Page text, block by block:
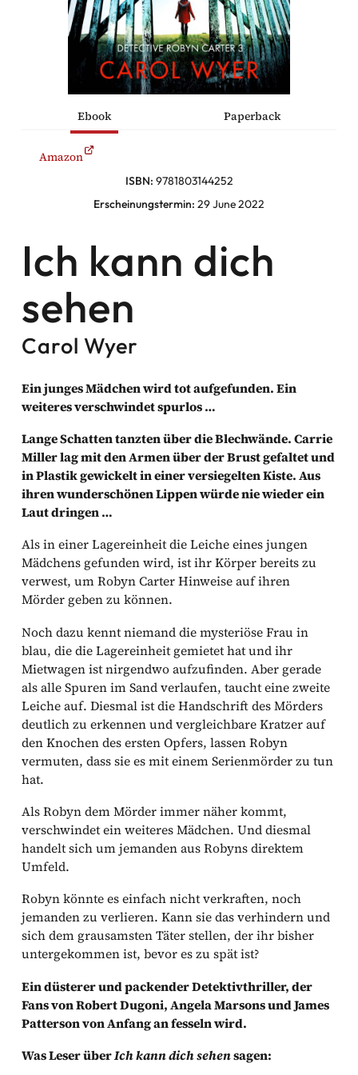
Facebook
Instagram
Twitter
Komödien
Ebook Paperback
Amazon
ISBN: 9781803144252
Erscheinungstermin: 29 June 2022
Ich kann dich
sehen
Carol Wyer
Ein junges Mädchen wird tot aufgefunden. Ein
weiteres verschwindet spurlos …
Lange Schatten tanzten über die Blechwände. Carrie
Miller lag mit den Armen über der Brust gefaltet und
in Plastik gewickelt in einer versiegelten Kiste. Aus
ihren wunderschönen Lippen würde nie wieder ein
Laut dringen …
Als in einer Lagereinheit die Leiche eines jungen
Mädchens gefunden wird, ist ihr Körper bereits zu
verwest, um Robyn Carter Hinweise auf ihren
Mörder geben zu können.
Noch dazu kennt niemand die mysteriöse Frau in
blau, die die Lagereinheit gemietet hat und ihr
Mietwagen ist nirgendwo aufzufinden. Aber gerade
als alle Spuren im Sand verlaufen, taucht eine zweite
Leiche auf. Diesmal ist die Handschrift des Mörders
deutlich zu erkennen und vergleichbare Kratzer auf
den Knochen des ersten Opfers, lassen Robyn
vermuten, dass sie es mit einem Serienmörder zu tun
hat.
Als Robyn dem Mörder immer näher kommt,
verschwindet ein weiteres Mädchen. Und diesmal
handelt sich um jemanden aus Robyns direktem
Umfeld.
Robyn könnte es einfach nicht verkraften, noch
jemanden zu verlieren. Kann sie das verhindern und
sich dem grausamsten Täter stellen, der ihr bisher
untergekommen ist, bevor es zu spät ist?
Ein düsterer und packender Detektivthriller, der
Fans von Robert Dugoni, Angela Marsons und James
Patterson von Anfang an fesseln wird.
Was Leser überIch kann dich sehensagen: